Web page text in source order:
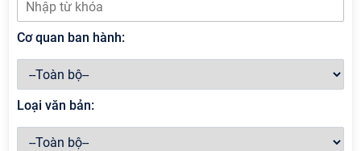
Cơ quan ban hành:
Loại văn bản: